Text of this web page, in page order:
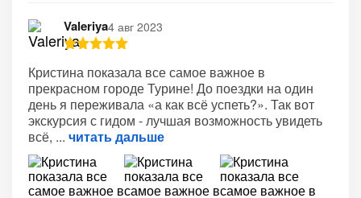
Valeriya4 авг 2023
Кристина показала все самое важное в
прекрасном городе Турине! До поездки на один
день я переживала «а как всё успеть?». Так вот
экскурсия с гидом - лучшая возможность увидеть
всё,
читать дальше